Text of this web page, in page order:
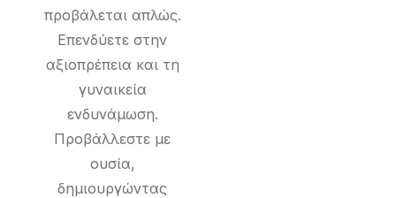
προβάλεται απλώς.
Eπενδύετε στην
αξιοπρέπεια και τη
γυναικεία
ενδυνάμωση.
Προβάλλεστε με
ουσία,
δημιουργώντας